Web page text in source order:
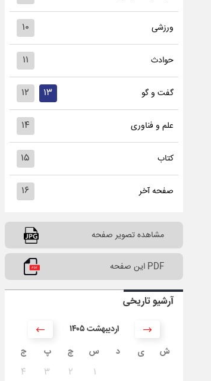
ورزشی ۱۰
حوادث ۱۱
گفت و گو ۱۲ ۱۳
علم و فناوری ۱۴
کتاب ۱۵
صفحه آخر ۱۶
مشاهده تصویر صفحه
PDF این صفحه
آرشیو تاریخی
۱۴۰۵ اردیبهشت
ش
ی د س چ پ ج
۱ ۲ ۳
۴